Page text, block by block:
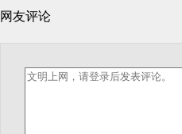
网友评论